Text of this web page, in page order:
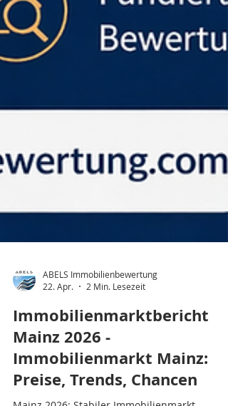
22. Apr.
2 Min. Lesezeit